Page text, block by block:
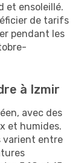
et ensoleillé.
de tarifs
pendant les
à Izmir
avec des
et humides.
varient entre